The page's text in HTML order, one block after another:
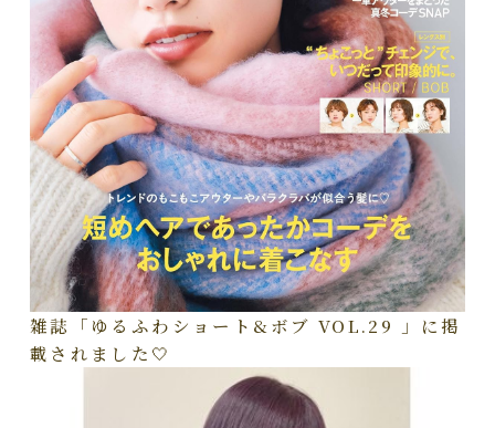
雑誌「ゆるふわショート&ボブ VOL.29 」に掲
載されました🤍